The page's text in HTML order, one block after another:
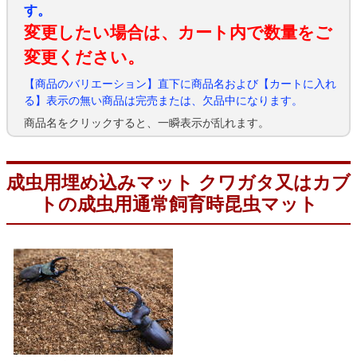
す。
変更したい場合は、カート内で数量をご
変更ください。
【商品のバリエーション】直下に商品名および【カートに入れ
る】表示の無い商品は完売または、欠品中になります。
商品名をクリックすると、一瞬表示が乱れます。
成虫用埋め込みマット クワガタ又はカブ
トの成虫用通常飼育時昆虫マット